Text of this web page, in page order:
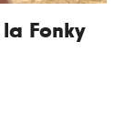
Fonky